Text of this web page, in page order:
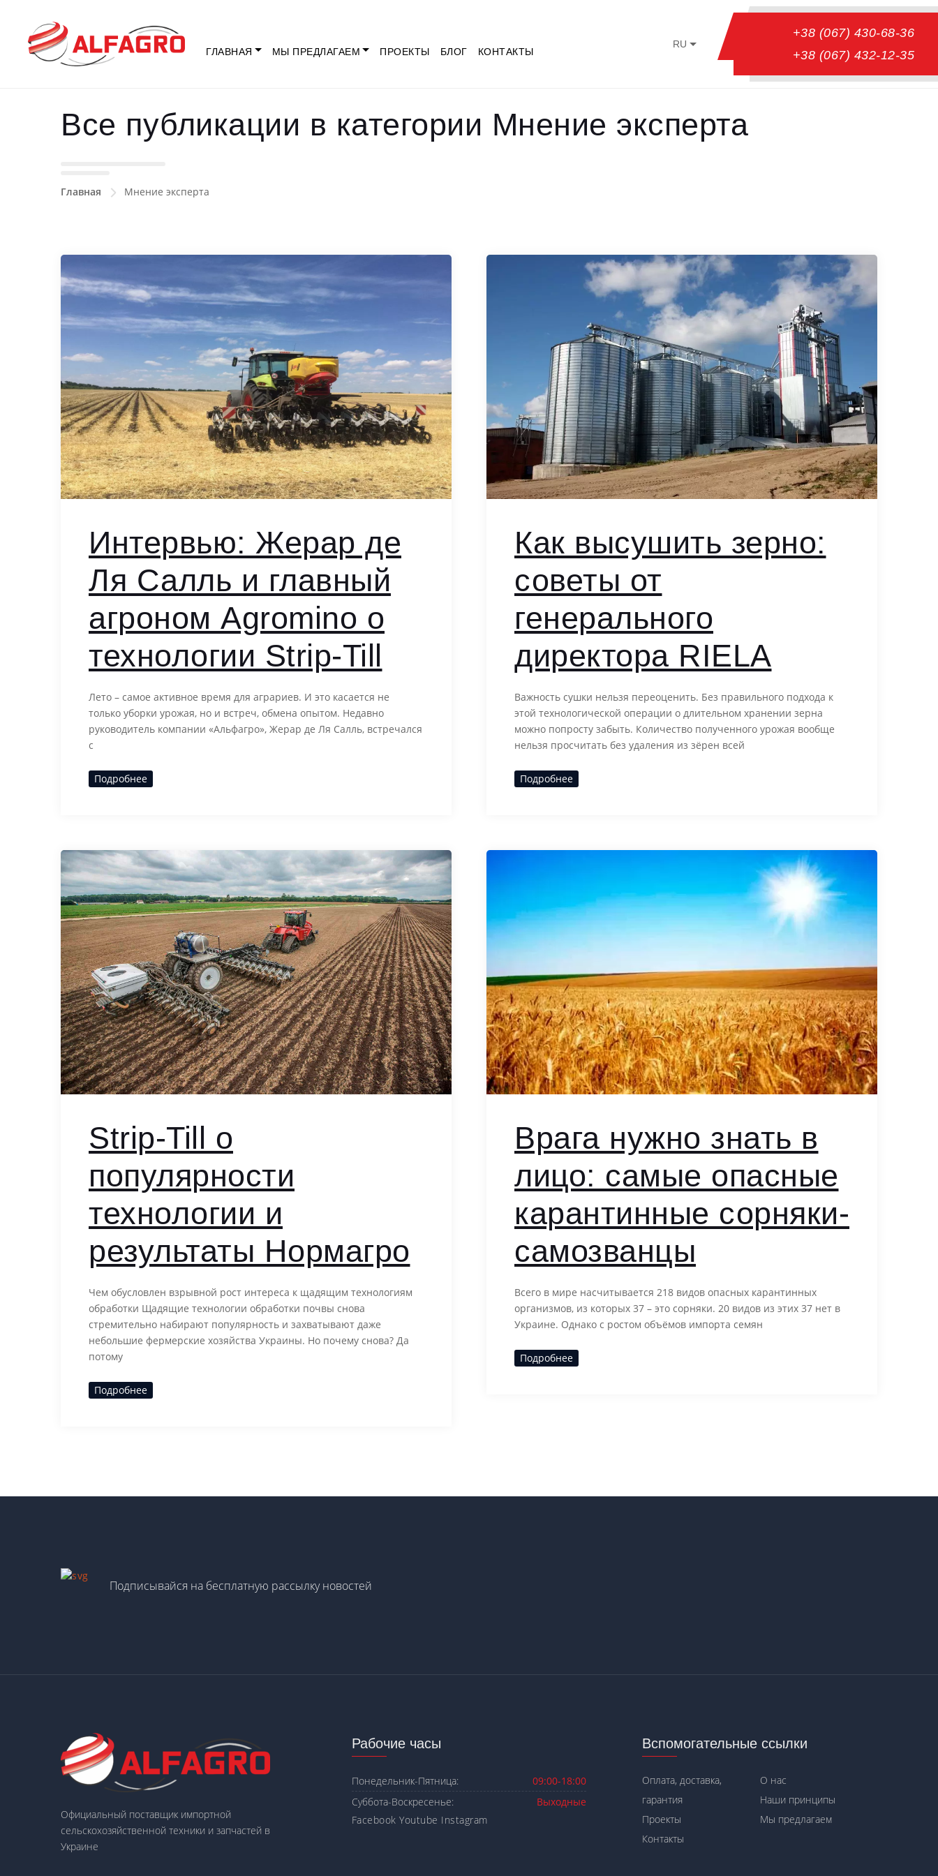
ГЛАВНАЯ МЫ ПРЕДЛАГАЕМ ПРОЕКТЫ БЛОГ КОНТАКТЫ
RU
+38 (067) 430-68-36
+38 (067) 432-12-35
Все публикации в категории Мнение эксперта
Главная Мнение эксперта
Интервью: Жерар де
Ля Салль и главный
агроном Agromino о
технологии Strip-Till
Лето – самое активное время для аграриев. И это касается не
только уборки урожая, но и встреч, обмена опытом. Недавно
руководитель компании «Альфагро», Жерар де Ля Салль, встречался
с
Подробнее
Как высушить зерно:
советы от
генерального
директора RIELA
Важность сушки нельзя переоценить. Без правильного подхода к
этой технологической операции о длительном хранении зерна
можно попросту забыть. Количество полученного урожая вообще
нельзя просчитать без удаления из зёрен всей
Подробнее
Strip-Till о
популярности
технологии и
результаты Нормагро
Чем обусловлен взрывной рост интереса к щадящим технологиям
обработки Щадящие технологии обработки почвы снова
стремительно набирают популярность и захватывают даже
небольшие фермерские хозяйства Украины. Но почему снова? Да
потому
Подробнее
Врага нужно знать в
лицо: самые опасные
карантинные сорняки-
самозванцы
Всего в мире насчитывается 218 видов опасных карантинных
организмов, из которых 37 – это сорняки. 20 видов из этих 37 нет в
Украине. Однако с ростом объёмов импорта семян
Подробнее
Подписывайся на бесплатную рассылку новостей
Официальный поставщик импортной
сельскохозяйственной техники и запчастей в
Украине
Рабочие часы
Понедельник-Пятница:
09:00-18:00
Суббота-Воскресенье:
Выходные
Facebook Youtube Instagram
Вспомогательные ссылки
Оплата, доставка,
гарантия
О нас
Наши принципы
Проекты
Мы предлагаем
Контакты